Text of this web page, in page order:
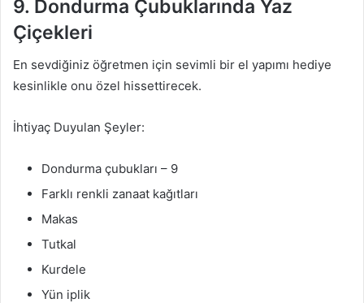
9. Dondurma Çubuklarında Yaz
Çiçekleri
En sevdiğiniz öğretmen için sevimli bir el yapımı hediye
kesinlikle onu özel hissettirecek.
İhtiyaç Duyulan Şeyler:
Dondurma çubukları – 9
Farklı renkli zanaat kağıtları
Makas
Tutkal
Kurdele
Yün iplik